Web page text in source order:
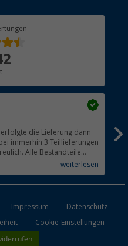
die Lieferung dann
immerhin 3 Teillieferungen
Alle Bestandteile
Das Gerät (Gasgrill)weiterlesen
Impressum
Datenschutz
Cookie-Einstellungen